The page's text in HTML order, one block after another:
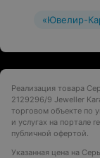
«Ювелир-
Реализация товара
2129296/9 Jeweller
торговом объекте по
и услугах на портале
публичной офертой.
Указанная цена на